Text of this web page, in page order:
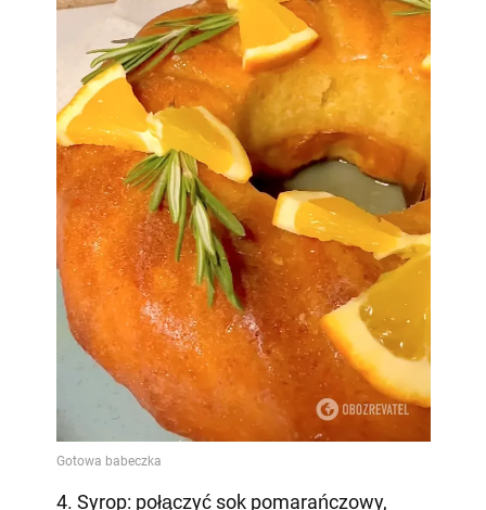
4. Syrop: połączyć sok pomarańczowy,